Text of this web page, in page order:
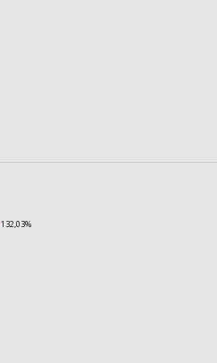
132,03%